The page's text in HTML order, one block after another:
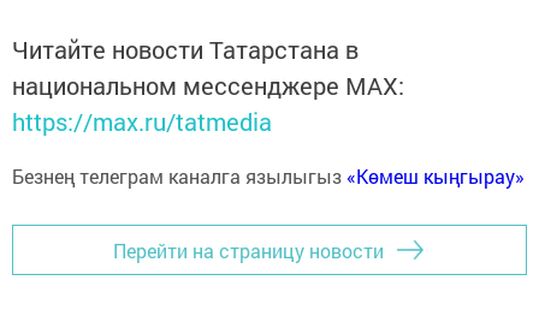
Читайте новости Татарстана в
национальном мессенджере MАХ:
https://max.ru/tatmedia
Безнең телеграм каналга язылыгыз «Көмеш кыңгырау»
Перейти на страницу новости